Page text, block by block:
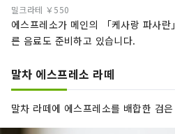
밀크라테 ￥550
에스프레소가 메인의 「케사랑 파사
른 음료도 준비하고 있습니다.
말차 에스프레소 라떼
말차 라떼에 에스프레소를 배합한 검